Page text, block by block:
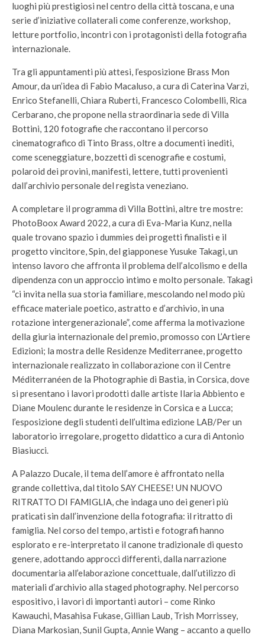
luoghi più prestigiosi nel centro della città toscana, e una
serie d’iniziative collaterali come conferenze, workshop,
letture portfolio, incontri con i protagonisti della fotografia
internazionale.
Tra gli appuntamenti più attesi, l’esposizione Brass Mon
Amour, da un’idea di Fabio Macaluso, a cura di Caterina Varzi,
Enrico Stefanelli, Chiara Ruberti, Francesco Colombelli, Rica
Cerbarano, che propone nella straordinaria sede di Villa
Bottini, 120 fotografie che raccontano il percorso
cinematografico di Tinto Brass, oltre a documenti inediti,
come sceneggiature, bozzetti di scenografie e costumi,
polaroid dei provini, manifesti, lettere, tutti provenienti
dall’archivio personale del regista veneziano.
A completare il programma di Villa Bottini, altre tre mostre:
PhotoBoox Award 2022, a cura di Eva-Maria Kunz, nella
quale trovano spazio i dummies dei progetti finalisti e il
progetto vincitore, Spin, del giapponese Yusuke Takagi, un
intenso lavoro che affronta il problema dell’alcolismo e della
dipendenza con un approccio intimo e molto personale. Takagi
“ci invita nella sua storia familiare, mescolando nel modo più
efficace materiale poetico, astratto e d’archivio, in una
rotazione intergenerazionale”, come afferma la motivazione
della giuria internazionale del premio, promosso con L’Artiere
Edizioni; la mostra delle Residenze Mediterranee, progetto
internazionale realizzato in collaborazione con il Centre
Méditerranéen de la Photographie di Bastia, in Corsica, dove
si presentano i lavori prodotti dalle artiste Ilaria Abbiento e
Diane Moulenc durante le residenze in Corsica e a Lucca;
l’esposizione degli studenti dell’ultima edizione LAB/Per un
laboratorio irregolare, progetto didattico a cura di Antonio
Biasiucci.
A Palazzo Ducale, il tema dell’amore è affrontato nella
grande collettiva, dal titolo SAY CHEESE! UN NUOVO
RITRATTO DI FAMIGLIA, che indaga uno dei generi più
praticati sin dall’invenzione della fotografia: il ritratto di
famiglia. Nel corso del tempo, artisti e fotografi hanno
esplorato e re-interpretato il canone tradizionale di questo
genere, adottando approcci differenti, dalla narrazione
documentaria all’elaborazione concettuale, dall’utilizzo di
materiali d’archivio alla staged photography. Nel percorso
espositivo, i lavori di importanti autori – come Rinko
Kawauchi, Masahisa Fukase, Gillian Laub, Trish Morrissey,
Diana Markosian, Sunil Gupta, Annie Wang – accanto a quello